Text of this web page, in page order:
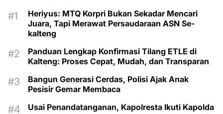
Heriyus: MTQ Korpri Bukan Sekadar Mencari
Juara, Tapi Merawat Persaudaraan ASN Se-
kalteng
Panduan Lengkap Konfirmasi Tilang ETLE di
Kalteng: Proses Cepat, Mudah, dan Transparan
Bangun Generasi Cerdas, Polisi Ajak Anak
Pesisir Gemar Membaca
Usai Penandatanganan, Kapolresta Ikuti Kapolda